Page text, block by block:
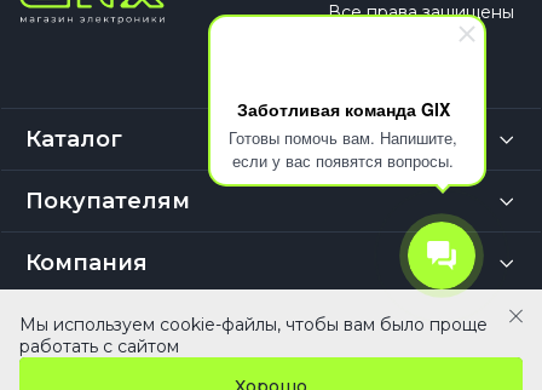
Заботливая команда GIX
Готовы помочь вам. Напишите,
если у вас появятся вопросы.
Все права защищены
Каталог
Покупателям
Компания
Выбор покупателей
info@gix.ru
В корзину
Мы используем cookie-файлы, чтобы вам было проще
работать с сайтом